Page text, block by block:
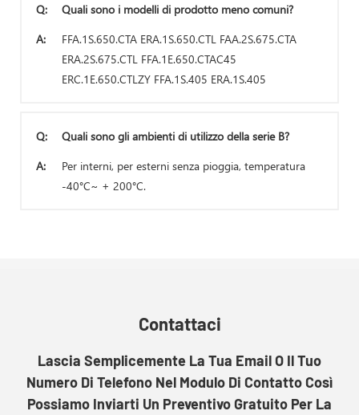
Q:
Quali sono i modelli di prodotto meno comuni?
A:
FFA.1S.650.CTA ERA.1S.650.CTL FAA.2S.675.CTA
ERA.2S.675.CTL FFA.1E.650.CTAC45
ERC.1E.650.CTLZY FFA.1S.405 ERA.1S.405
Q:
Quali sono gli ambienti di utilizzo della serie B?
A:
Per interni, per esterni senza pioggia, temperatura
-40°C~ + 200°C.
Contattaci
Lascia Semplicemente La Tua Email O Il Tuo
Numero Di Telefono Nel Modulo Di Contatto Così
Possiamo Inviarti Un Preventivo Gratuito Per La